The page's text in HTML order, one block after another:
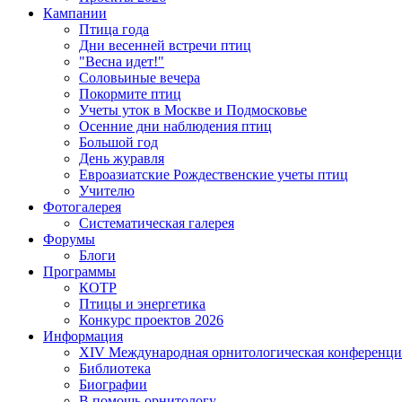
Кампании
Птица года
Дни весенней встречи птиц
"Весна идет!"
Соловьиные вечера
Покормите птиц
Учеты уток в Москве и Подмосковье
Осенние дни наблюдения птиц
Большой год
День журавля
Евроазиатские Рождественские учеты птиц
Учителю
Фотогалерея
Систематическая галерея
Форумы
Блоги
Программы
КОТР
Птицы и энергетика
Конкурс проектов 2026
Информация
XIV Международная орнитологическая
Библиотека
Биографии